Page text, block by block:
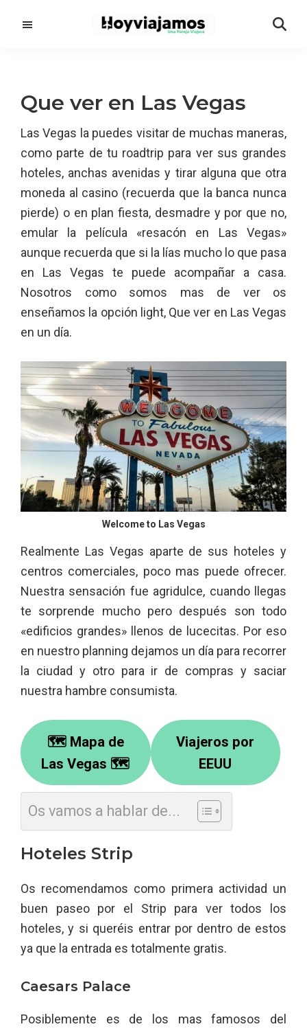
principal
Que ver en Las Vegas
Las Vegas la puedes visitar de muchas maneras,
como parte de tu roadtrip para ver sus grandes
hoteles, anchas avenidas y tirar alguna que otra
moneda al casino (recuerda que la banca nunca
pierde) o en plan fiesta, desmadre y por que no,
emular la película «resacón en Las Vegas»
aunque recuerda que si la lías mucho lo que pasa
en Las Vegas te puede acompañar a casa.
Nosotros como somos mas de ver os
enseñamos la opción light, Que ver en Las Vegas
en un día.
Welcome to Las Vegas
Realmente Las Vegas aparte de sus hoteles y
centros comerciales, poco mas puede ofrecer.
Nuestra sensación fue agridulce, cuando llegas
te sorprende mucho pero después son todo
«edificios grandes» llenos de lucecitas. Por eso
en nuestro planning dejamos un día para recorrer
la ciudad y otro para ir de compras y saciar
nuestra hambre consumista.
🗺 Mapa de
Las Vegas 🗺
Viajeros por
EEUU
Os vamos a hablar de...
Hoteles Strip
Os recomendamos como primera actividad un
buen paseo por el Strip para ver todos los
hoteles, y si queréis entrar por dentro de estos
ya que la entrada es totalmente gratis.
Caesars Palace
Posiblemente es de los mas famosos del